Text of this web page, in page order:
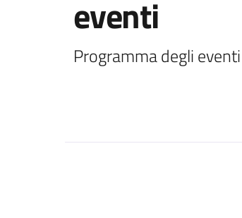
eventi
Programma degli